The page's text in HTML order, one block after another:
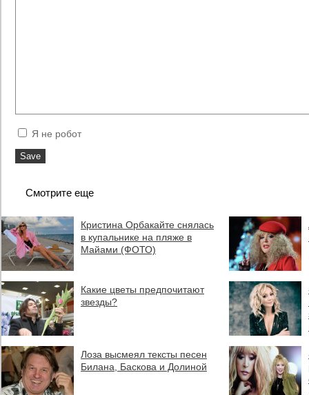
Я не робот
Смотрите еще
Кристина Орбакайте снялась
в купальнике на пляже в
Майами (ФОТО)
Какие цветы предпочитают
звезды?
Лоза высмеял тексты песен
Билана, Баскова и Долиной